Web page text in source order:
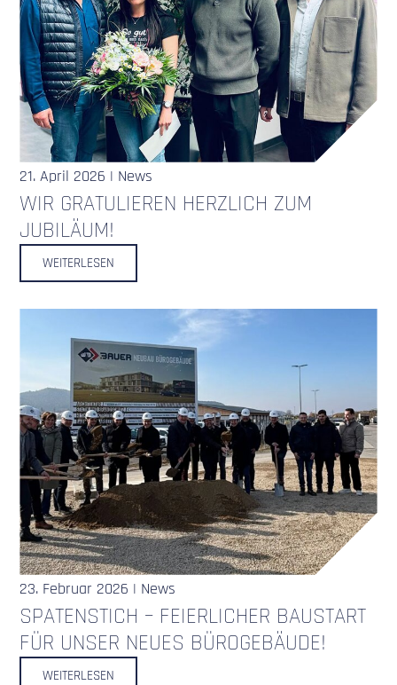
21. April 2026 | News
WIR GRATULIEREN HERZLICH ZUM
JUBILÄUM!
WEITERLESEN
23. Februar 2026 | News
SPATENSTICH – FEIERLICHER BAUSTART
FÜR UNSER NEUES BÜROGEBÄUDE!
WEITERLESEN